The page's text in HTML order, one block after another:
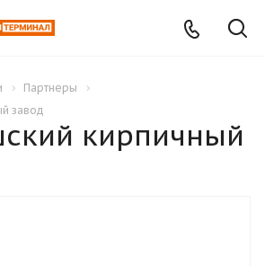
Партнеры
завод
кирпичный